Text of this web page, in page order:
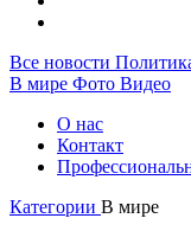
Все новости
В мире Фото Видео
О нас
Контакт
Категории В мире